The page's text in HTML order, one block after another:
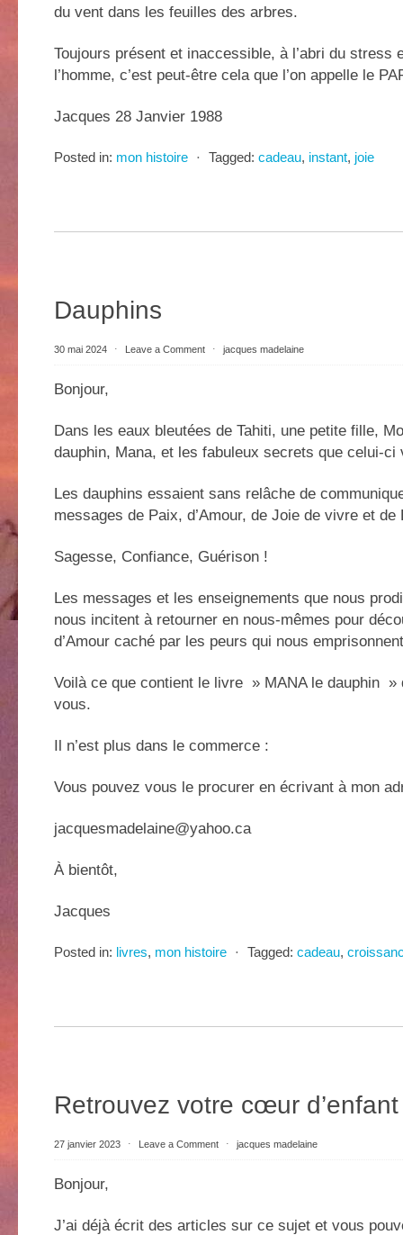
du vent dans les feuilles des arbres.
Toujours présent et inaccessible, à l’abri du stress
l’homme, c’est peut-être cela que l’on appelle le
Jacques 28 Janvier 1988
Posted in: mon histoire ⋅ Tagged: cadeau, instant, joie
Dauphins
30 mai 2024 ⋅ Leave a Comment ⋅ jacques madelaine
Bonjour,
Dans les eaux bleutées de Tahiti, une petite fille,
dauphin, Mana, et les fabuleux secrets que celui-ci
Les dauphins essaient sans relâche de
messages de Paix, d’Amour, de Joie de vivre et de
Sagesse, Confiance, Guérison !
Les messages et les enseignements que nous
nous incitent à retourner en nous-mêmes pour
d’Amour caché par les peurs qui nous
Voilà ce que contient le livre » MANA le dauphin »
vous.
Il n’est plus dans le commerce :
Vous pouvez vous le procurer en écrivant à mon
jacquesmadelaine@yahoo.ca
À bientôt,
Jacques
Posted in: livres, mon histoire ⋅ Tagged: cadeau,
Retrouvez votre cœur
27 janvier 2023 ⋅ Leave a Comment ⋅ jacques madelaine
Bonjour,
J’ai déjà écrit des articles sur ce sujet et vous